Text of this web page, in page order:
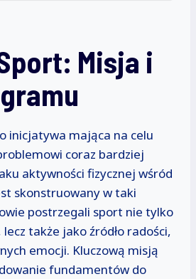
Misja i
inicjatywa mająca na celu
coraz bardziej
aktywności fizycznej wśród
skonstruowany w taki
postrzegali sport nie tylko
także jako źródło radości,
emocji. Kluczową misją
fundamentów do